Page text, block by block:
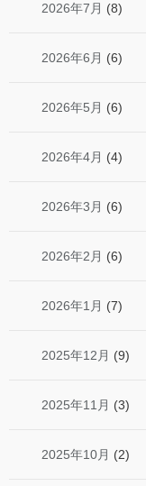
2026年7月 (8)
2026年6月 (6)
2026年5月 (6)
2026年4月 (4)
2026年3月 (6)
2026年2月 (6)
2026年1月 (7)
2025年12月 (9)
2025年11月 (3)
2025年10月 (2)